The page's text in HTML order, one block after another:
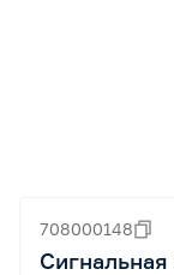
708000148